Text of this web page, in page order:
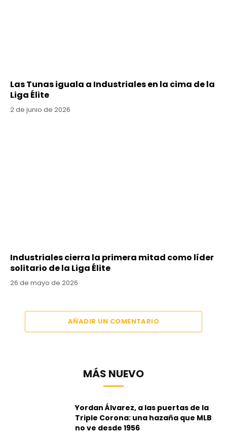
Las Tunas iguala a Industriales en la cima de la
Liga Élite
2 de junio de 2026
Industriales cierra la primera mitad como líder
solitario de la Liga Élite
26 de mayo de 2026
AÑADIR UN COMENTARIO
MÁS NUEVO
Yordan Álvarez, a las puertas de la
Triple Corona: una hazaña que MLB
no ve desde 1956